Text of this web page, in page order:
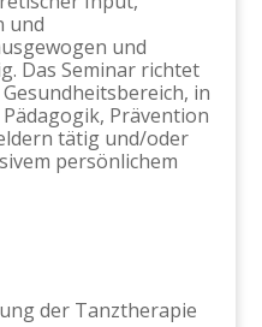
und
und
Das Seminar richtet
in
Prävention
tätig und/oder
persönlichem
der Tanztherapie